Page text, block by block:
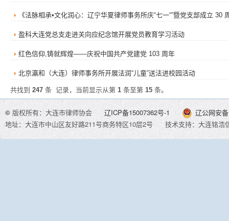
《法脉相承•文化润心：辽宁华夏律师事务所庆“七一“”暨党支部成立 30
盈科大连党总支走进关向应纪念馆开展党员教育学习活动
红色信仰,铸就辉煌——庆祝中国共产党建党 103 周年
北京瀛和（大连）律师事务所开展法润“儿童”送法进校园活动
共找到 247 条 记录，当前显示从第 1 条至第 15 条。
© 版权所有：大连市律师协会 辽ICP备15007362号-1
辽公网安
地址：大连市中山区友好路211号商务特区10层2号
技术支持：大连铭浩